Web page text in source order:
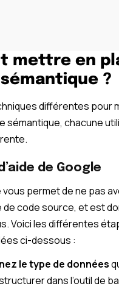
mettre en
?
différentes pour
sémantique, chacune
de Google
permet de ne pas
de code source, et est
Voici les différentes
ci-dessous :
le type de données
dans l’outil de